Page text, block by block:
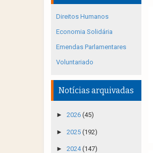
Direitos Humanos
Economia Solidária
Emendas Parlamentares
Voluntariado
Notícias arquivadas
► 2026 (45)
► 2025 (192)
► 2024(147)